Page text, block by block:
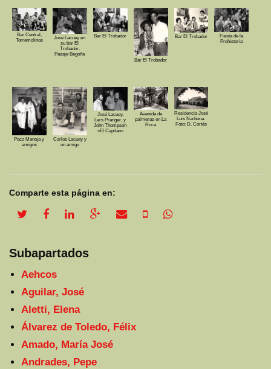
Bar Central,
Torremolinos
José Lacuey en
su bar El
Trobador.
Pasaje Begoña
Bar El Trobador
Bar El Trobador
Bar El Trobador
Fiesta de la
Prehistoria
Paco Manoja y
amigos
Carlos Lacuey y
un amigo
José Lacuey,
Lars Pranger, y
John Thompson
«El Capitán»
Avenida de
palmeras en La
Roca
Residencia José
Luis Narbona.
Foto: D. Cortés
Comparte esta página en:
Subapartados
Aehcos
Aguilar, José
Aletti, Elena
Álvarez de Toledo, Félix
Amado, María José
Andrades, Pepe